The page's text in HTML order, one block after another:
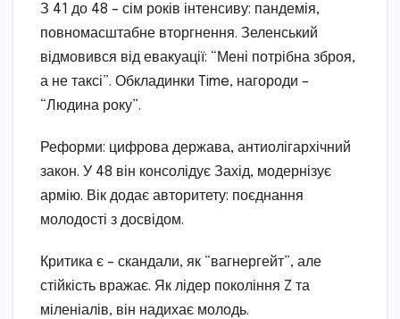
З 41 до 48 – сім років інтенсиву: пандемія,
повномасштабне вторгнення. Зеленський
відмовився від евакуації: “Мені потрібна зброя,
а не таксі”. Обкладинки Time, нагороди –
“Людина року”.
Реформи: цифрова держава, антиолігархічний
закон. У 48 він консолідує Захід, модернізує
армію. Вік додає авторитету: поєднання
молодості з досвідом.
Критика є – скандали, як “вагнергейт”, але
стійкість вражає. Як лідер покоління Z та
міленіалів, він надихає молодь.